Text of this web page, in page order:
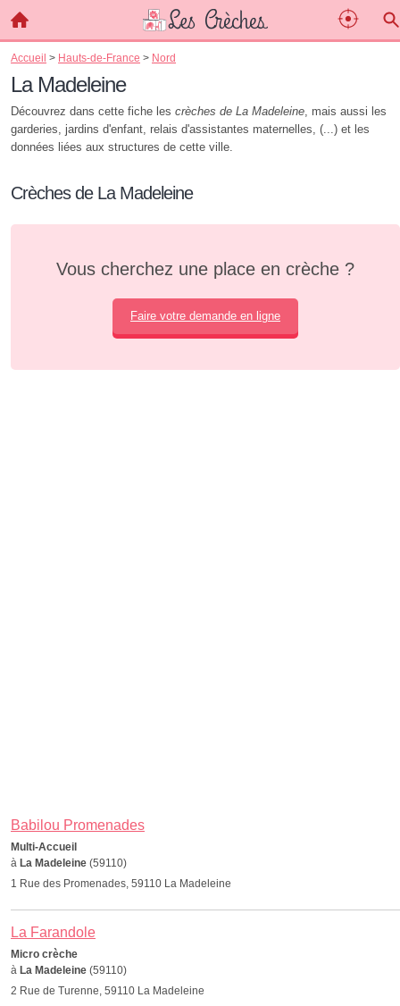
Accueil > Hauts-de-France > Nord
La Madeleine
Découvrez dans cette fiche les crèches de La Madeleine, mais aussi les
garderies, jardins d'enfant, relais d'assistantes maternelles, (...) et les
données liées aux structures de cette ville.
Crèches de La Madeleine
Vous cherchez une place en crèche ?
Faire votre demande en ligne
Babilou Promenades
Multi-Accueil
à La Madeleine (59110)
1 Rue des Promenades, 59110 La Madeleine
La Farandole
Micro crèche
à La Madeleine (59110)
2 Rue de Turenne, 59110 La Madeleine